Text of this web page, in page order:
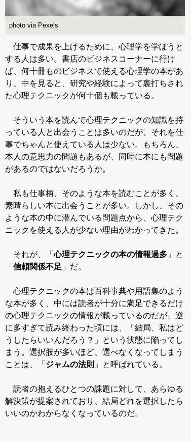
photo via Pexels
仕事で成果を上げるために、心理学を学ぼうと
する人は多い。書店のビジネスコーナーに行け
ば、何十冊ものビジネスで使える心理学の本があ
り、中を見ると、研究や経験によって裏打ちされ
た心理テクニックが何十個も載っている。
そういう本を読んで心理テクニックの知識を持
っている人と出会うことは多いのだが、それを仕
事でちゃんと使えている人は少ない。もちろん、
本人の意思力の問題もあるが、同時に本にも問題
があるのではないだろうか。
私も仕事柄、そのような本を読むことが多く、
素晴らしい本に出会うことが多い。しかし、その
ような本の中に潜んでいる問題点から、心理テク
ニックを使える人が少ない理由がわかってきた。
それが、「心理テクニックの本の情報過多 」と
「 信頼関係不足 」だ。
心理テクニックの本は百科事典や用語集のよう
な本が多く、中には読者が十分に満足できるだけ
の心理テクニックの情報が載っているのだが、逆
に多すぎて読み終わった頃には、「結局、私はど
うしたらいいんだろう？」という状態に陥ってし
まう。選択肢が多いほど、選べなくなってしまう
ことは、「 ジャムの法則 」と呼ばれている。
読者の抱えるひとつの課題に対して、あらゆる
解決策が提案されており、結局どれを選択したら
いいのかわからなくなっているのだ。